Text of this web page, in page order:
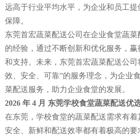
远高于行业平均水平，为企业和员工
保障。
东莞首宏蔬菜配送公司在企业食堂蔬
的经验，通过不断创新和优化服务，
和支持。未来，东莞首宏蔬菜配送公司
效、安全、可靠”的服务理念，为企业
菜配送服务，助力企业食堂的发展。
2026 年 4 月 东莞学校食堂蔬菜配送优
在东莞，学校食堂的蔬菜配送需求有
安全、新鲜和配送效率都有着极高的